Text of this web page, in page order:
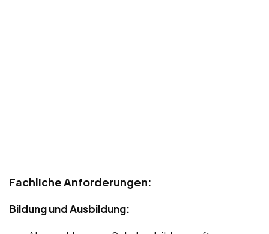
Fachliche Anforderungen:
Bildung und Ausbildung: